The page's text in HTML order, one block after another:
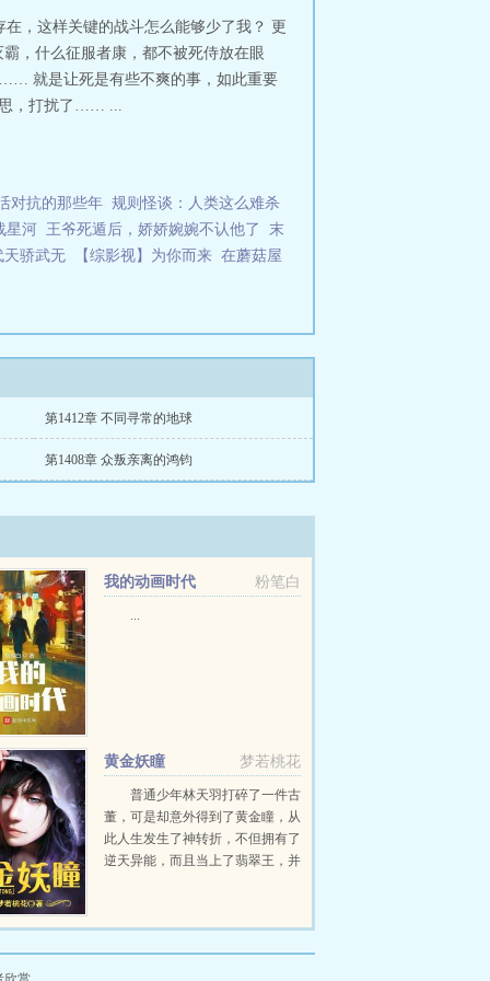
，这样关键的战斗怎么能够少了我？ 更
，什么征服者康，都不被死侍放在眼
就是让死是有些不爽的事，如此重要
思，打扰了…… ...
对抗的那些年 规则怪谈：人类这么难杀
星河 王爷死遁后，娇娇婉婉不认他了
末
天骄武无
【综影视】为你而来 在蘑菇屋
第1412章 不同寻常的地球
第1408章 众叛亲离的鸿钧
粉笔白
我的动画时代
...
梦若桃花
黄金妖瞳
普通少年林天羽打碎了一件古
董，可是却意外得到了黄金瞳，从
此人生发生了神转折，不但拥有了
逆天异能，而且当上了翡翠王，并
赌石，治病，捡漏，玩彩票等等，